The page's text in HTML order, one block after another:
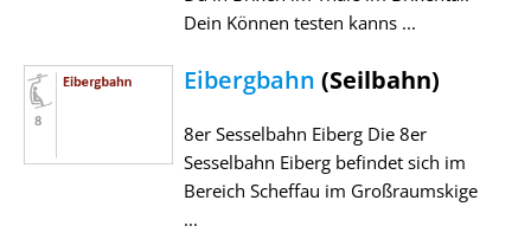
Dein Können testen kanns ...
Eibergbahn (Seilbahn)
8er Sesselbahn Eiberg Die 8er
Sesselbahn Eiberg befindet sich im
Bereich Scheffau im Großraumskige
...